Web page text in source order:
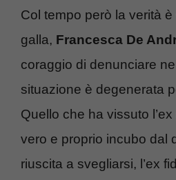
Col tempo però la verità
galla, Francesca De
coraggio di denunciare
situazione è degenerata
Quello che ha vissuto
vero e proprio incubo dal
riuscita a svegliarsi, l’ex